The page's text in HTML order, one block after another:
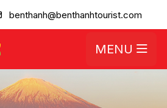
benthanh@benthanhtourist.com
MENU